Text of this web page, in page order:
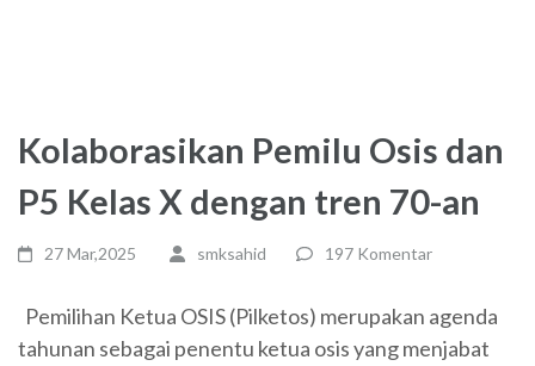
Kolaborasikan Pemilu Osis dan
P5 Kelas X dengan tren 70-an
27 Mar,2025 smksahid 197 Komentar
Pemilihan Ketua OSIS (Pilketos) merupakan agenda
tahunan sebagai penentu ketua osis yang menjabat